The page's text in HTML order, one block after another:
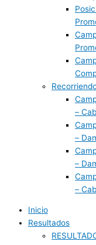
–
–
–
–
Inicio
Resultados